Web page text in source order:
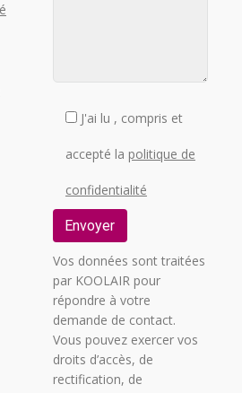
J'ai lu , compris et
accepté la politique de
confidentialité
Vos données sont traitées
par KOOLAIR pour
répondre à votre
demande de contact.
Vous pouvez exercer vos
droits d’accès, de
rectification, de